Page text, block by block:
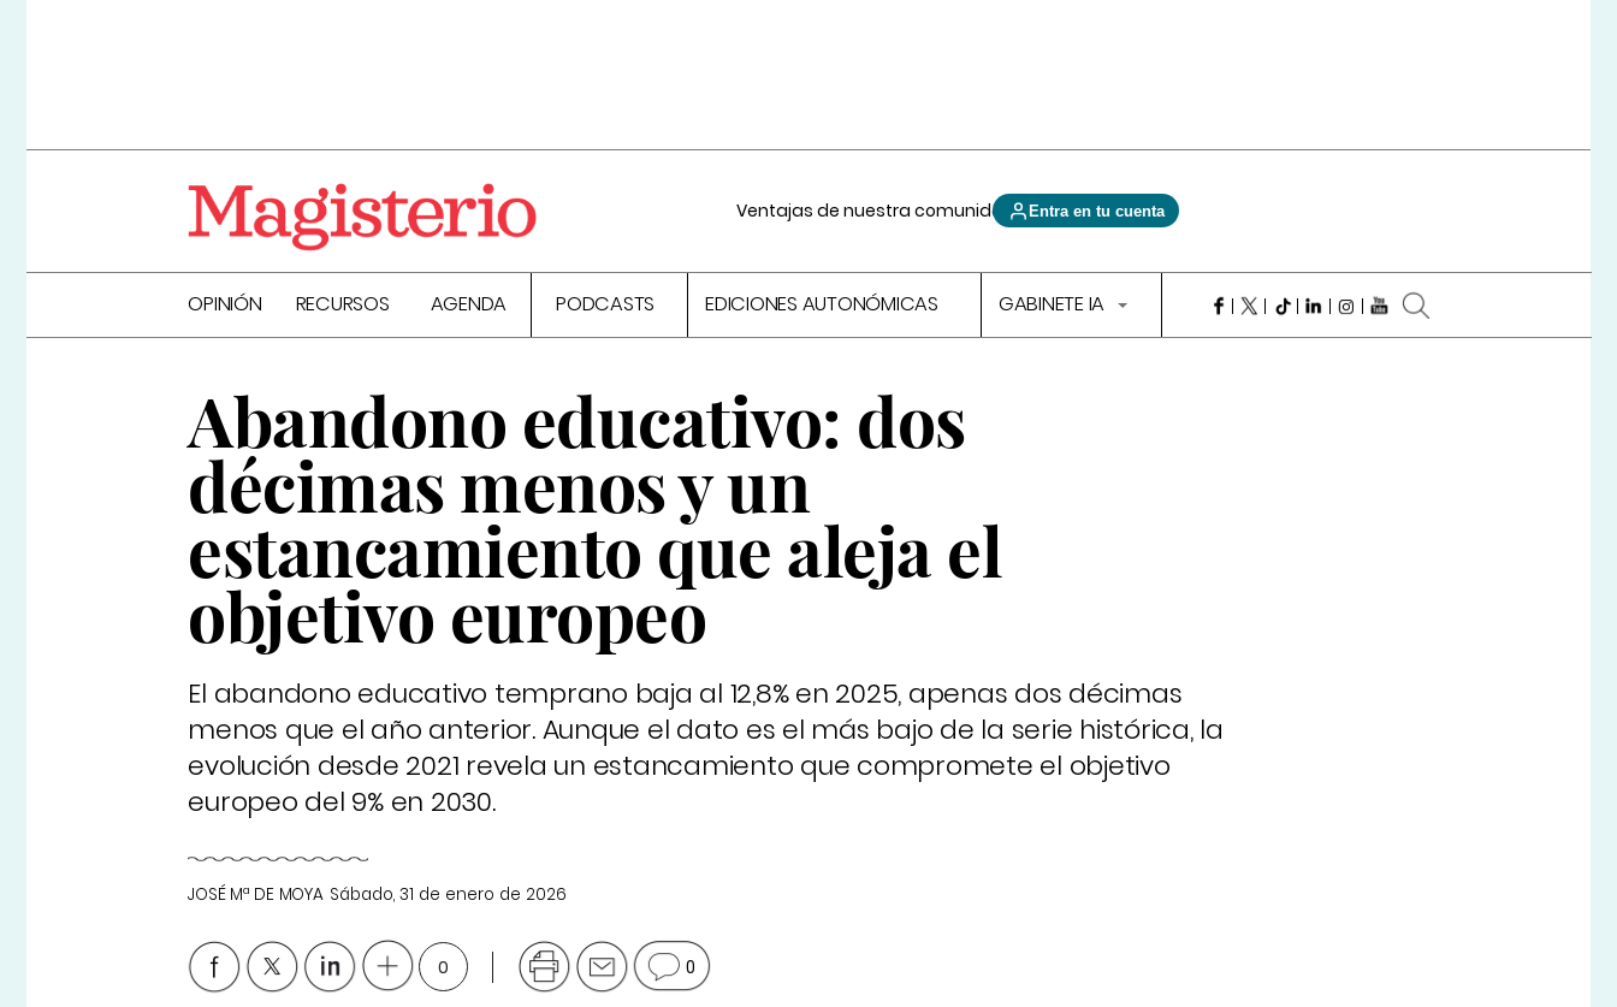
Ventajas de nuestra comunidad Entra en tu cuenta
OPINIÓN RECURSOS AGENDA PODCASTS EDICIONES AUTONÓMICAS GABINETE IA
Abandono educativo: dos
décimas menos y un
estancamiento que aleja el
objetivo europeo
El abandono educativo temprano baja al 12,8% en 2025, apenas dos décimas
menos que el año anterior. Aunque el dato es el más bajo de la serie histórica, la
evolución desde 2021 revela un estancamiento que compromete el objetivo
europeo del 9% en 2030.
JOSÉ Mª DE MOYA Sábado, 31 de enero de 2026
0 0